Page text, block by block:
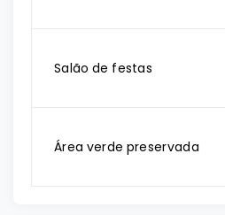
Salão de festas
Área verde preservada